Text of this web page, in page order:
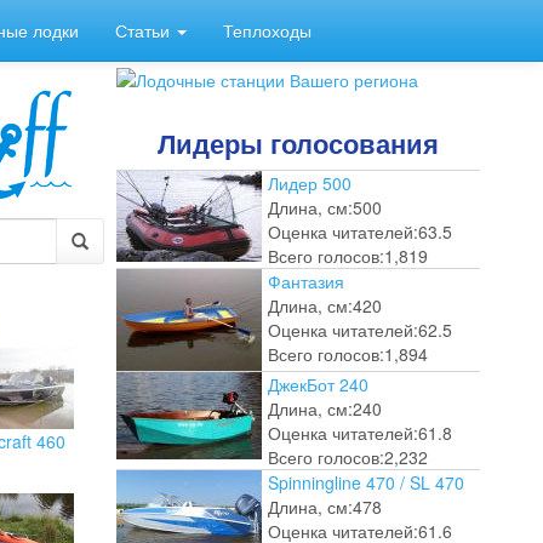
лодки Статьи Теплоходы
460
Лидеры голосования
Лидер 500
Длина, см:500
Оценка читателей:63.5
Всего голосов:1,819
Фантазия
Длина, см:420
Оценка читателей:62.5
Всего голосов:1,894
ДжекБот 240
Длина, см:240
Оценка читателей:61.8
Всего голосов:2,232
Spinningline 470 / SL 470
Длина, см:478
Оценка читателей:61.6